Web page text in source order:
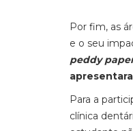
Por fim, as
e o seu
peddy
Para a
clínica